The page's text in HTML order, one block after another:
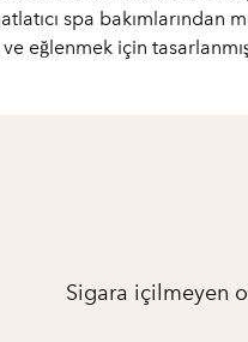
spa
eğlenmek için
Sigara içilmeyen